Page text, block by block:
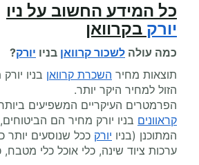
כל המידע החשוב על ניו
יורק בקרוואן
כמה עולה לשכור קרוואן בניו יורק?
תוצאות מחיר השכרת קרוואן בניו
הזול למחיר היקר יותר.
הפרמטרים העיקריים המשפיעים
קראוונים בניו יורק מחיר הם
המתוכנן (בניו יורק ככל שנוסעים יותר
ערכות ציוד שינה, כלי אוכל כלי מטבח,